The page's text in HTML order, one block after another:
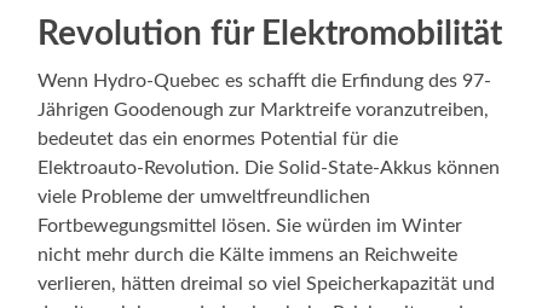
Revolution für Elektromobilität
Wenn Hydro-Quebec es schafft die Erfindung des 97-
Jährigen Goodenough zur Marktreife voranzutreiben,
bedeutet das ein enormes Potential für die
Elektroauto-Revolution. Die Solid-State-Akkus können
viele Probleme der umweltfreundlichen
Fortbewegungsmittel lösen. Sie würden im Winter
nicht mehr durch die Kälte immens an Reichweite
verlieren, hätten dreimal so viel Speicherkapazität und